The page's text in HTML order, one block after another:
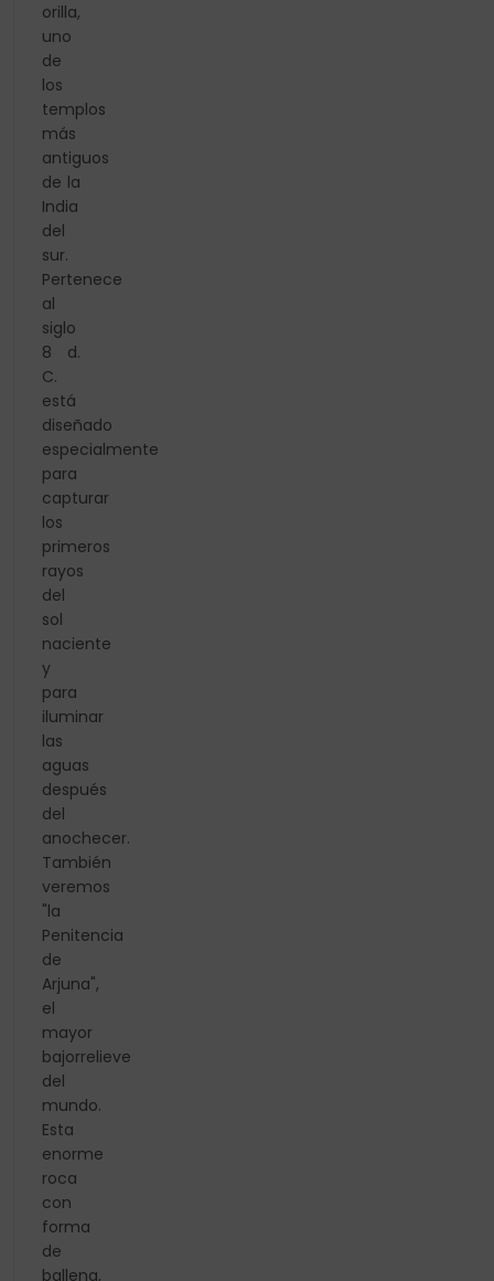
orilla,
uno
de
los
templos
más
antiguos
de la
India
del
sur.
Pertenece
al
siglo
8 d.
C.
está
diseñado
especialmente
para
capturar
los
primeros
rayos
del
sol
naciente
y
para
iluminar
las
aguas
después
del
anochecer.
También
veremos
"la
Penitencia
de
Arjuna",
el
mayor
bajorrelieve
del
mundo.
Esta
enorme
roca
con
forma
de
ballena,